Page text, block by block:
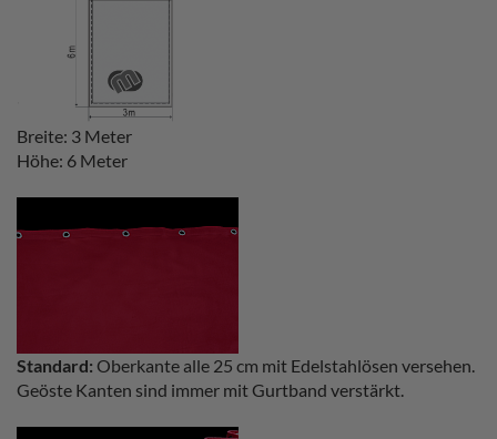
Breite: 3 Meter
Höhe: 6 Meter
Standard: Oberkante alle 25 cm mit Edelstahlösen versehen.
Geöste Kanten sind immer mit Gurtband verstärkt.